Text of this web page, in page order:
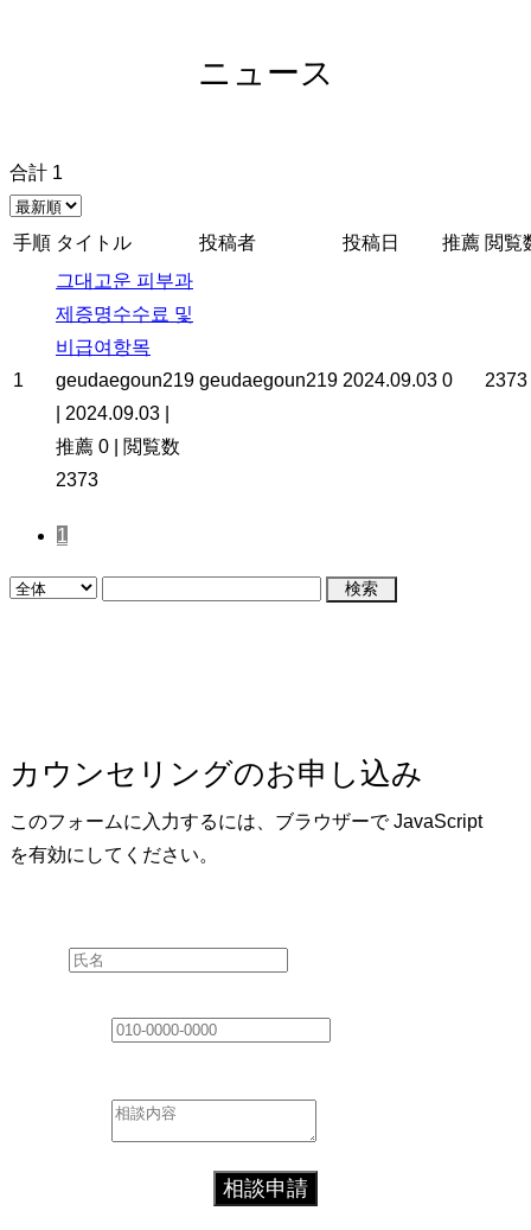
ニュース
合計 1
手順 タイトル 投稿者 投稿日 推薦 閲覧
1
그대고운 피부과
제증명수수료 및
비급여항목
geudaegoun219
2024.09.03
推薦 0
閲覧数
2373
geudaegoun219 2024.09.03 0 2373
1
検索
カウンセリングのお申し込み
このフォームに入力するには、ブラウザーで JavaScript
を有効にしてください。
相談申請